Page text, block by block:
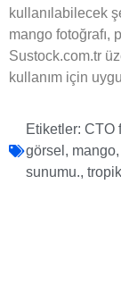
kullanılabilecek
mango fotoğrafı,
Sustock.com.tr
kullanım için
Etiketler: CTO
görsel , mango,
sunumu.,